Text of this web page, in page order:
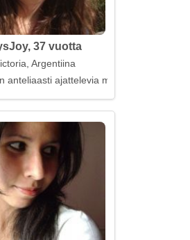
37 vuotta
Argentiina
anteliaasti ajattelevia miehiä